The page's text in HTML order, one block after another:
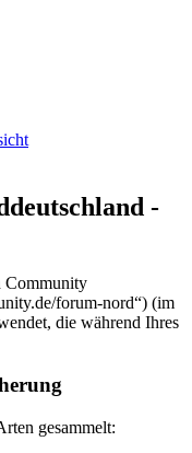
-
Community
forum-nord“) (im
die während Ihres
gesammelt: